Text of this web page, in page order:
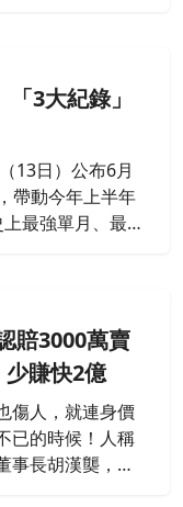
，並透露全家
因是「家裡財
全台掀起「全
3大紀錄」
13日）公布6月
帶動今年上半年
最強單月、最
賠3000萬賣
賺快2億
傷人，就連身價
已的時候！人稱
事長胡漢龑，近